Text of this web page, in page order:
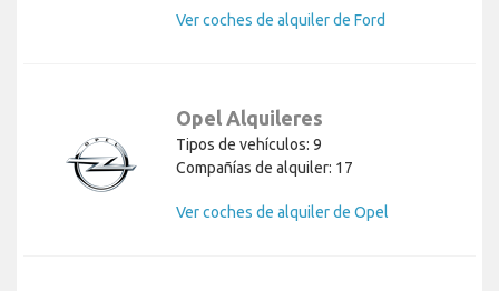
Ver coches de alquiler de Ford
Opel Alquileres
Tipos de vehículos: 9
Compañías de alquiler: 17
Ver coches de alquiler de Opel